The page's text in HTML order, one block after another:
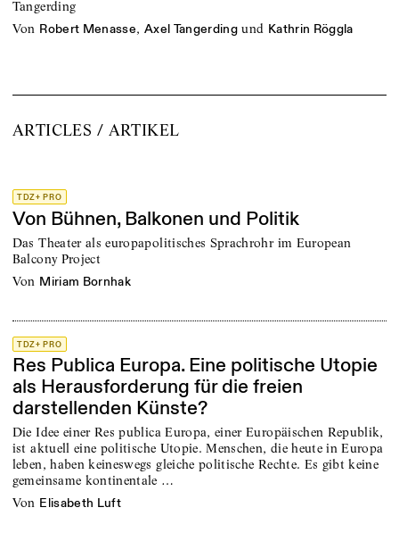
Tangerding
von Robert Menasse, Axel Tangerding und Kathrin Röggla
ARTICLES / ARTIKEL
TDZ+ PRO
Von Bühnen, Balkonen und Politik
Das Theater als europapolitisches Sprachrohr im European
Balcony Project
von Miriam Bornhak
TDZ+ PRO
Res Publica Europa. Eine politische Utopie
als Herausforderung für die freien
darstellenden Künste?
Die Idee einer Res publica Europa, einer Europäischen Republik,
ist aktuell eine politische Utopie. Menschen, die heute in Europa
leben, haben keineswegs gleiche politische Rechte. Es gibt keine
gemeinsame kontinentale …
von Elisabeth Luft